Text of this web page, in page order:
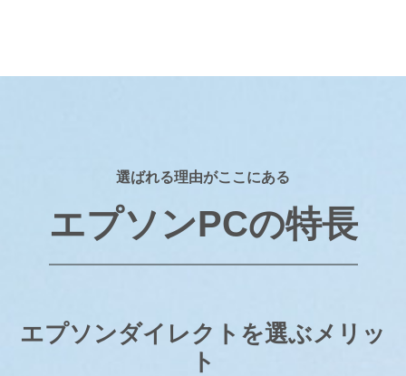
選ばれる理由がここにある
エプソンPCの特長
エプソンダイレクトを選ぶメリッ
ト